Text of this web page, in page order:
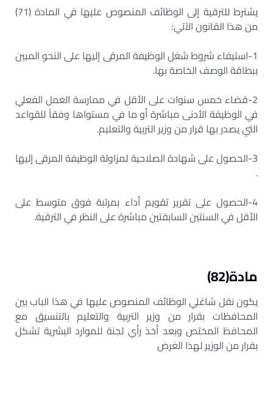
يشترط للترقية إلى الوظائف المنصوص عليها في المادة (71)
من هذا القانون الآتي:
1-استيفاء شروط شغل الوظيفة المرقى إليها على النحو المبين
ببطاقة الوصف الخاصة بها.
2-قضاء خمس سنوات على الأقل في ممارسة العمل الفعلي
في الوظيفة الأدنى مباشرة أو ما في مستواها وفقاً للقواعد
التي يصدر بها قرار من وزير التربية والتعليم.
3-الحصول على شهادة الصلاحية لمزاولة الوظيفة المرقى إليها
.
4-الحصول على تقرير تقويم أداء بمرتبة فوق متوسط على
الأقل في السنتين السابقتين مباشرة على النظر في الترقية.
مادة(82)
يكون نقل شاغلي الوظائف المنصوص عليها في هذا الباب بين
المحافظات بقرار من وزير التربية والتعليم بالتنسيق مع
المحافظ المختص وبعد أخذ رأي لجنة للموارد البشرية تشكل
بقرار من الوزير لهذا الغرض